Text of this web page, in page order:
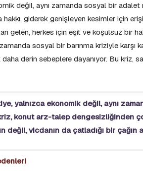
değil, aynı zamanda sosyal bir
hakkı, giderek genişleyen kesimler için
gelen, herkes için eşit ve koşulsuz bir
sosyal bir barınma kriziyle karşı
derin sebeplere dayanıyor. Bu kriz,
yalnızca ekonomik değil, aynı
konut arz-talep dengesizliğinden
değil, vicdanın da çatladığı bir çağın